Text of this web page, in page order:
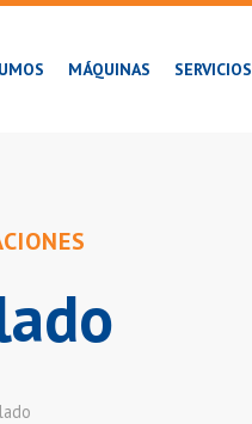
MÁQUINAS SERVICIOS